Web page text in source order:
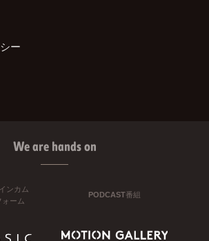
ー
We are hands on
ンカム
ーム
PODCAST番組